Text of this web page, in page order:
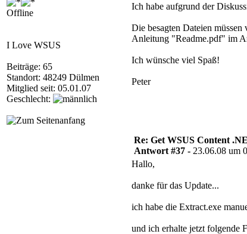
Offline
I Love WSUS
Beiträge: 65
Standort: 48249 Dülmen
Mitglied seit: 05.01.07
Geschlecht:
Ich habe aufgrund der
Die besagten Dateien
Anleitung "Readme.pdf" im
Ich wünsche viel Spaß!
Peter
Re: Get WSUS Content
Antwort #37 - 23.06.08 um
Hallo,
danke für das Update...
ich habe die Extract.exe
und ich erhalte jetzt folgende